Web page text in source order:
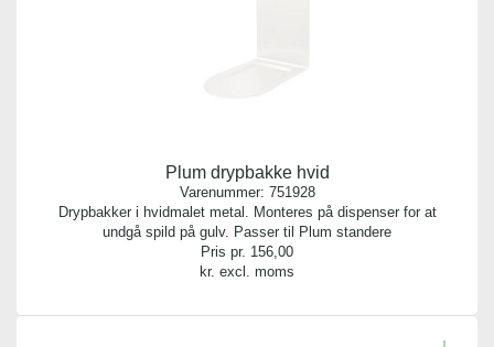
Plum drypbakke hvid
Varenummer: 751928
Drypbakker i hvidmalet metal. Monteres på dispenser for at
undgå spild på gulv. Passer til Plum standere
Pris pr. 156,00
kr. excl. moms